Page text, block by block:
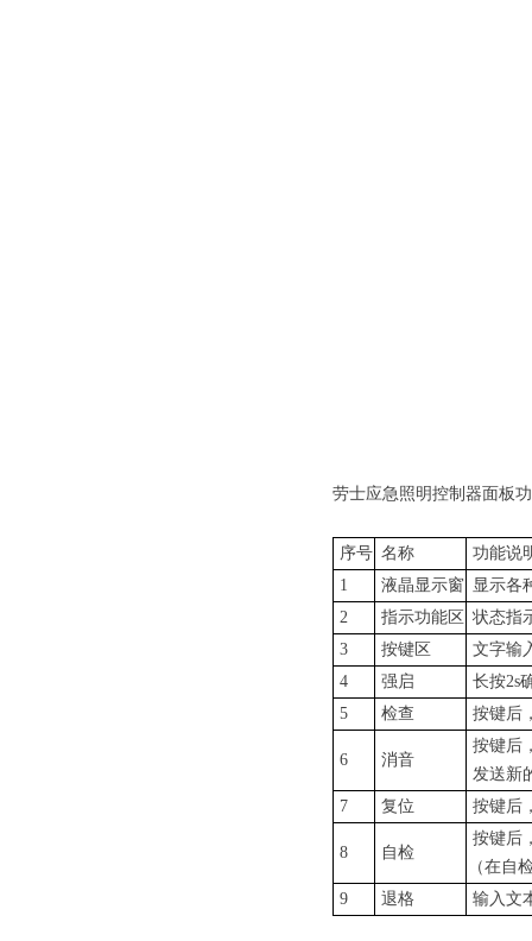
劳士应急照明控制器面板
序号 名称
功能说
1
液晶显示窗 显示各
2
指示功能区 状态指
3
按键区
文字输
4
强启
长按2s
5
检查 按键后
6 消音
按键后
发送新
7
复位 按键后
8 自检
按键后
（在自
9
退格 输入文